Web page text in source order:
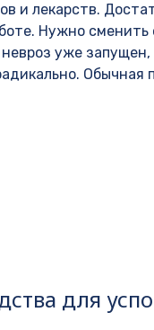
и лекарств.
Нужно сменить
уже
Обычная
для